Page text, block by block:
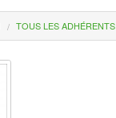
TOUS LES ADHÉRENTS